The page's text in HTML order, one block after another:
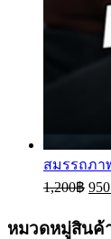
สมรรถภา
1,200฿ 950
หมวดหมู่สินค้